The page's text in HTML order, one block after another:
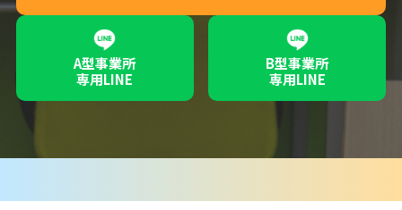
A型事業所
専用LINE
B型事業所
専用LINE